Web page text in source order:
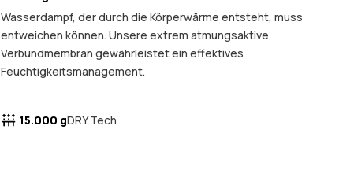
Wasserdampf, der durch die Körperwärme entsteht, muss
entweichen können. Unsere extrem atmungsaktive
Verbundmembran gewährleistet ein effektives
Feuchtigkeitsmanagement.
15.000 gDRY Tech